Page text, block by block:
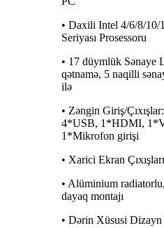
• Daxili Intel 4/6/8/
Seriyası Prosessoru
• 17 düymlük Sənaye
qətnamə, 5 naqilli
ilə
• Zəngin Giriş/
4*USB, 1*HDMI,
1*Mikrofon girişi
• Xarici Ekran
• Alüminium
dayaq montajı
• Dərin Xüsusi